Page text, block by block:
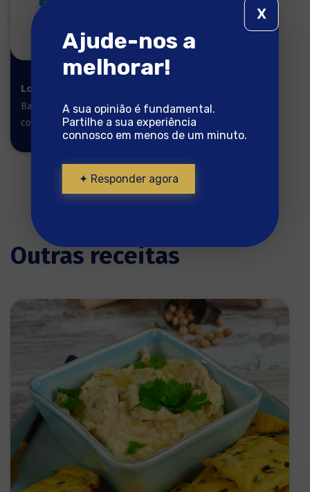
Lombos 550g
Bacalhau pronto a
cozinhar
Outras receitas
Ajude-nos a
melhorar!
A sua opinião é fundamental.
Partilhe a sua experiência
connosco em menos de um minuto.
✦ Responder agora
X